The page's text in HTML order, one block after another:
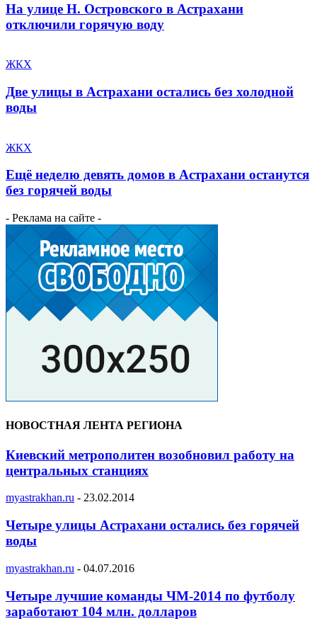
На улице Н. Островского в Астрахани
отключили горячую воду
ЖКХ
Две улицы в Астрахани остались без холодной
воды
ЖКХ
Ещё неделю девять домов в Астрахани останутся
без горячей воды
- Реклама на сайте -
НОВОСТНАЯ ЛЕНТА РЕГИОНА
Киевский метрополитен возобновил работу на
центральных станциях
myastrakhan.ru - 23.02.2014
Четыре улицы Астрахани остались без горячей
воды
myastrakhan.ru - 04.07.2016
Четыре лучшие команды ЧМ-2014 по футболу
заработают 104 млн. долларов